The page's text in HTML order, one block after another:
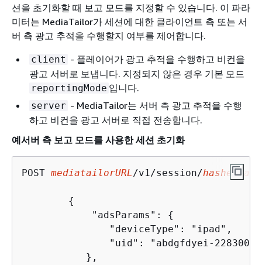
션을 초기화할 때 보고 모드를 지정할 수 있습니다. 이 파라
미터는 MediaTailor가 세션에 대한 클라이언트 측 또는 서
버 측 광고 추적을 수행할지 여부를 제어합니다.
client - 플레이어가 광고 추적을 수행하고 비컨을
광고 서버로 보냅니다. 지정되지 않은 경우 기본 모드
reportingMode 입니다.
server - MediaTailor는 서버 측 광고 추적을 수행
하고 비컨을 광고 서버로 직접 전송합니다.
예서버 측 보고 모드를 사용한 세션 초기화
POST mediatailorURL/v1/session/hashed-
{
            "adsParams":
{
               "deviceType": "ipad",
"uid":
           },